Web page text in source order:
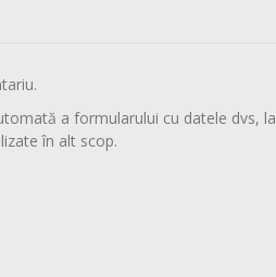
a formularului cu datele dvs, la
în alt scop.